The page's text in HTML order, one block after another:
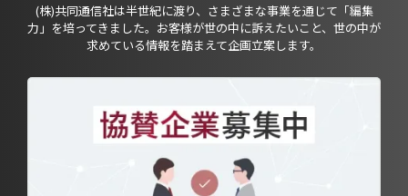
(株)共同通信社は半世紀に渡り、さまざまな事業を通じて「編集
力」を培ってきました。お客様が世の中に訴えたいこと、世の中が
求めている情報を踏まえて企画立案します。